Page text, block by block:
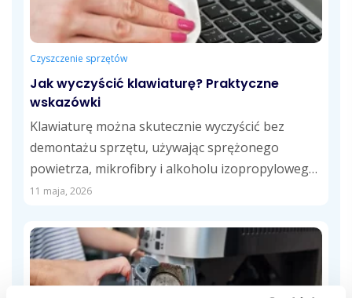
Czyszczenie sprzętów
Jak wyczyścić klawiaturę? Praktyczne
wskazówki
Klawiaturę można skutecznie wyczyścić bez
demontażu sprzętu, używając sprężonego
powietrza, mikrofibry i alkoholu izopropylowego.
Regularne usuwanie kurzu, tłustych śladów i...
11 maja, 2026